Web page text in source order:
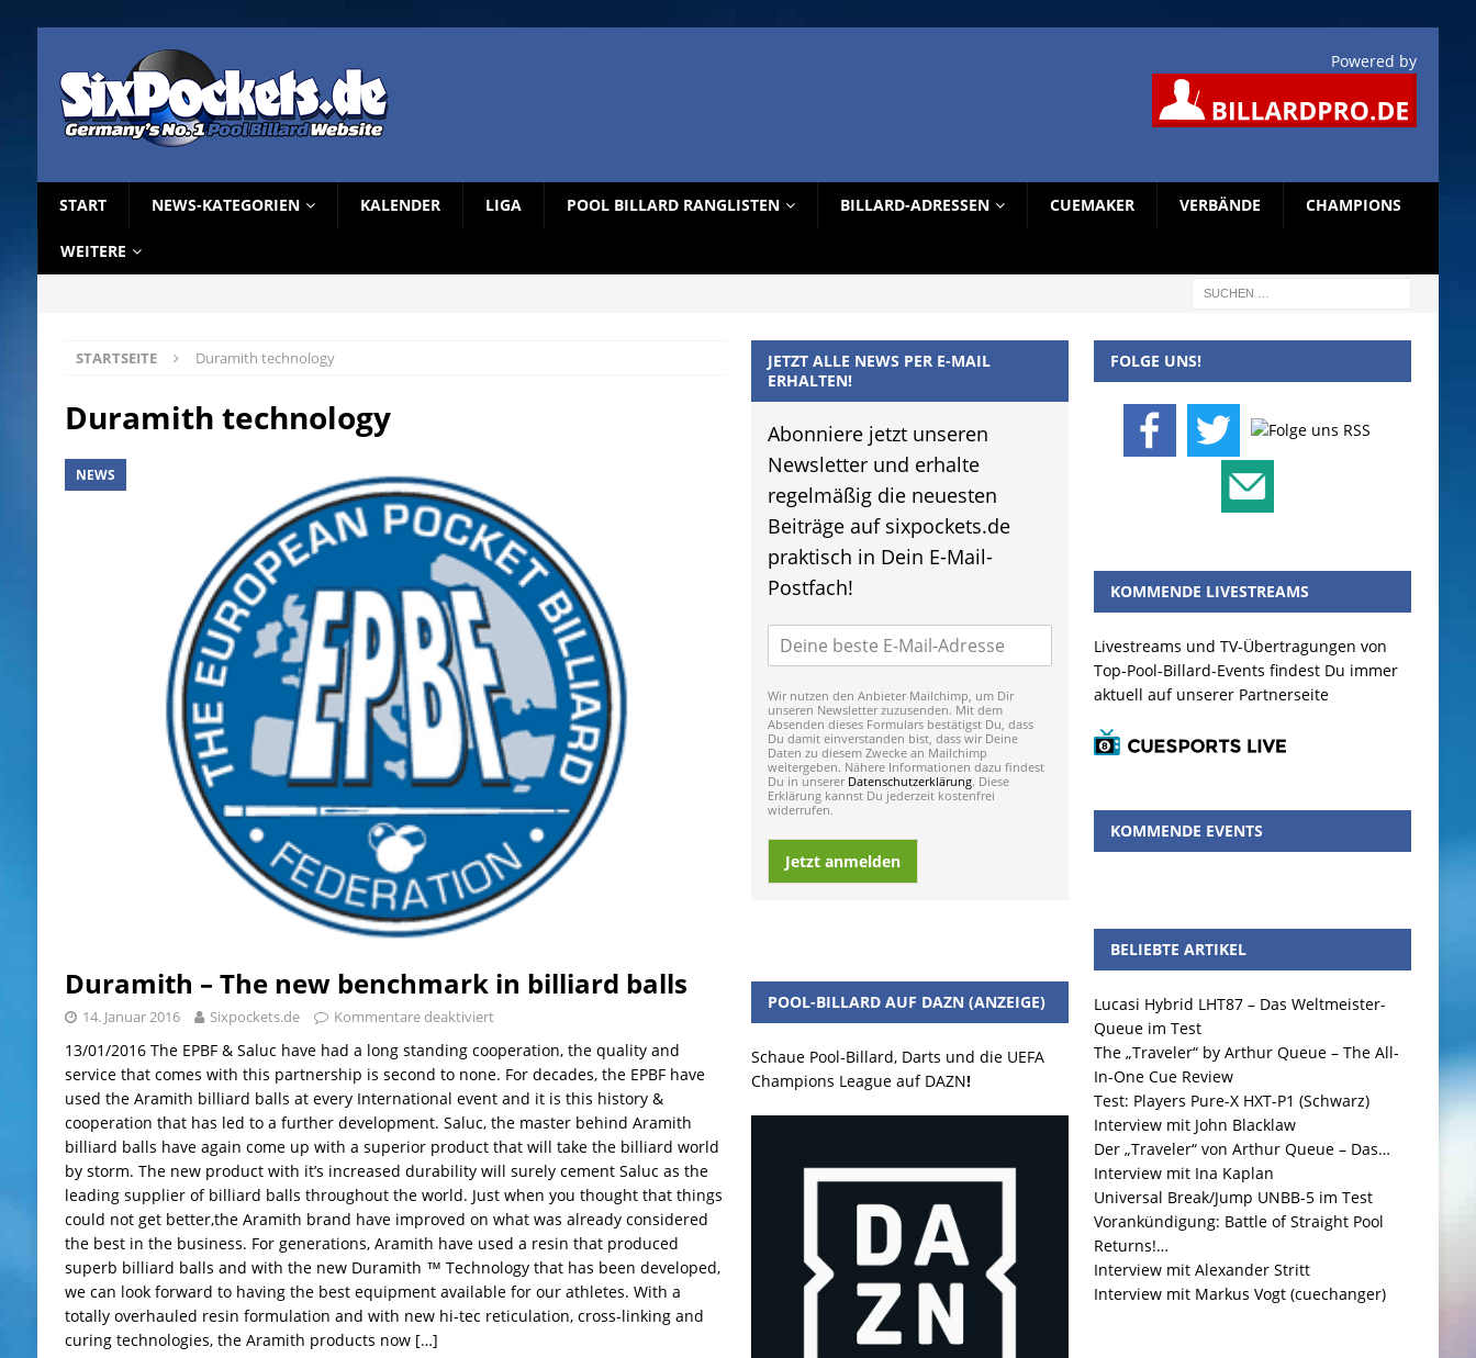
Powered by
START NEWS-KATEGORIEN KALENDER LIGA POOL BILLARD RANGLISTEN BILLARD-ADRESSEN CUEMAKER VERBÄNDE CHAMPIONS
WEITERE
STARTSEITE Duramith technology
Duramith technology
NEWS
Duramith – The new benchmark in billiard balls
14. Januar 2016 Sixpockets.de Kommentare deaktiviert
13/01/2016 The EPBF & Saluc have had a long standing cooperation, the quality and
service that comes with this partnership is second to none. For decades, the EPBF have
used the Aramith billiard balls at every International event and it is this history &
cooperation that has led to a further development. Saluc, the master behind Aramith
billiard balls have again come up with a superior product that will take the billiard world
by storm. The new product with it’s increased durability will surely cement Saluc as the
leading supplier of billiard balls throughout the world. Just when you thought that things
could not get better,the Aramith brand have improved on what was already considered
the best in the business. For generations, Aramith have used a resin that produced
superb billiard balls and with the new Duramith ™ Technology that has been developed,
we can look forward to having the best equipment available for our athletes. With a
totally overhauled resin formulation and with new hi-tec reticulation, cross-linking and
curing technologies, the Aramith products now […]
JETZT ALLE NEWS PER E-MAIL
ERHALTEN!
Abonniere jetzt unseren
Newsletter und erhalte
regelmäßig die neuesten
Beiträge auf sixpockets.de
praktisch in Dein E-Mail-
Postfach!
Wir nutzen den Anbieter Mailchimp, um Dir
unseren Newsletter zuzusenden. Mit dem
Absenden dieses Formulars bestätigst Du, dass
Du damit einverstanden bist, dass wir Deine
Daten zu diesem Zwecke an Mailchimp
weitergeben. Nähere Informationen dazu findest
Du in unserer Datenschutzerklärung. Diese
Erklärung kannst Du jederzeit kostenfrei
widerrufen.
Jetzt anmelden
POOL-BILLARD AUF DAZN (ANZEIGE)
Schaue Pool-Billard, Darts und die UEFA
Champions League auf DAZN!
FOLGE UNS!
KOMMENDE LIVESTREAMS
Livestreams und TV-Übertragungen von
Top-Pool-Billard-Events findest Du immer
aktuell auf unserer Partnerseite
KOMMENDE EVENTS
BELIEBTE ARTIKEL
Lucasi Hybrid LHT87 – Das Weltmeister-
Queue im Test
The „Traveler“ by Arthur Queue – The All-
In-One Cue Review
Test: Players Pure-X HXT-P1 (Schwarz)
Interview mit John Blacklaw
Der „Traveler“ von Arthur Queue – Das…
Interview mit Ina Kaplan
Universal Break/Jump UNBB-5 im Test
Vorankündigung: Battle of Straight Pool
Returns!…
Interview mit Alexander Stritt
Interview mit Markus Vogt (cuechanger)